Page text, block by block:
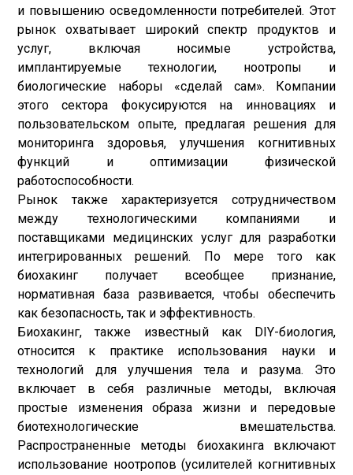
и повышению осведомленности потребителей. Этот
рынок охватывает широкий спектр продуктов и
услуг, включая носимые устройства,
имплантируемые технологии, ноотропы и
биологические наборы «сделай сам». Компании
этого сектора фокусируются на инновациях и
пользовательском опыте, предлагая решения для
мониторинга здоровья, улучшения когнитивных
функций и оптимизации физической
работоспособности.
Рынок также характеризуется сотрудничеством
между технологическими компаниями и
поставщиками медицинских услуг для разработки
интегрированных решений. По мере того как
биохакинг получает всеобщее признание,
нормативная база развивается, чтобы обеспечить
как безопасность, так и эффективность.
Биохакинг, также известный как DIY-биология,
относится к практике использования науки и
технологий для улучшения тела и разума. Это
включает в себя различные методы, включая
простые изменения образа жизни и передовые
биотехнологические вмешательства.
Распространенные методы биохакинга включают
использование ноотропов (усилителей когнитивных